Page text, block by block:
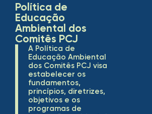
Política de
Educação
Ambiental dos
Comitês PCJ
A Política de
Educação Ambiental
dos Comitês PCJ visa
estabelecer os
fundamentos,
princípios, diretrizes,
objetivos e os
programas de